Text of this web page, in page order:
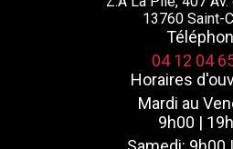
13760 Saint-
04 12 04
Horaires
Mardi au
9h00 |